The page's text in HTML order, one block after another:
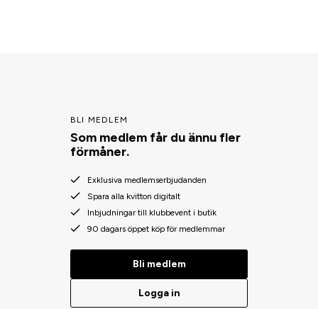
BLI MEDLEM
Som medlem får du ännu fler
förmåner.
Exklusiva medlemserbjudanden
Spara alla kvitton digitalt
Inbjudningar till klubbevent i butik
90 dagars öppet köp för medlemmar
Bli medlem
Logga in